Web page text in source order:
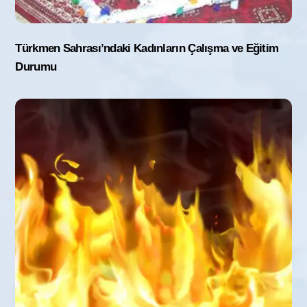
Türkmen Sahrası’ndaki Kadınların Çalışma ve Eğitim
Durumu